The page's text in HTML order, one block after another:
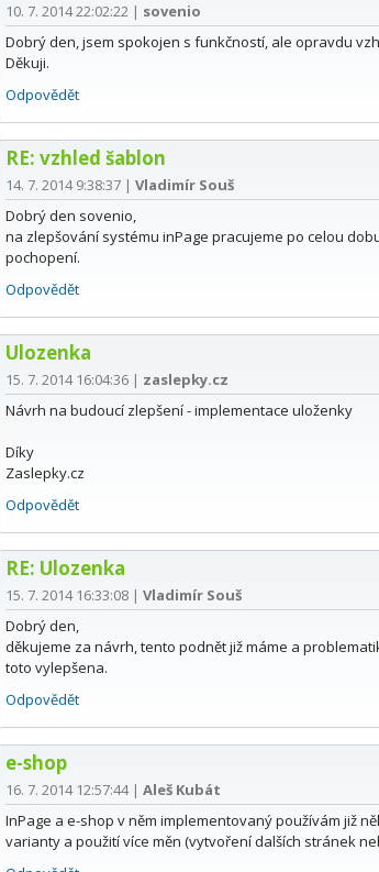
10. 7. 2014 22:02:22 | sovenio
Dobrý den, jsem spokojen s funkčností, ale opravdu
Děkuji.
Odpovědět
RE: vzhled šablon
14. 7. 2014 9:38:37 | Vladimír Souš
Dobrý den sovenio,
na zlepšování systému inPage pracujeme po celou
pochopení.
Odpovědět
Ulozenka
15. 7. 2014 16:04:36 | zaslepky.cz
Návrh na budoucí zlepšení - implementace uloženky
Díky
Zaslepky.cz
Odpovědět
RE: Ulozenka
15. 7. 2014 16:33:08 | Vladimír Souš
Dobrý den,
děkujeme za návrh, tento podnět již máme a
toto vylepšena.
Odpovědět
e-shop
16. 7. 2014 12:57:44 | Aleš Kubát
InPage a e-shop v něm implementovaný používám již
varianty a použití více měn (vytvoření dalších stránek